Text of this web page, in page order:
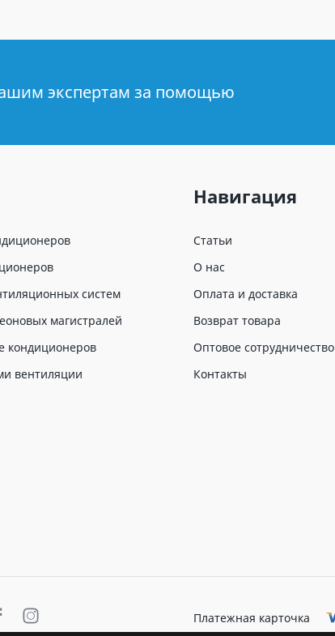
экспертам за помощью
систем
магистралей
кондиционеров
вентиляции
Навигация
Статьи
О нас
Оплата и доставка
Возврат товара
Оптовое сотрудничество
Контакты
Платежная карточка